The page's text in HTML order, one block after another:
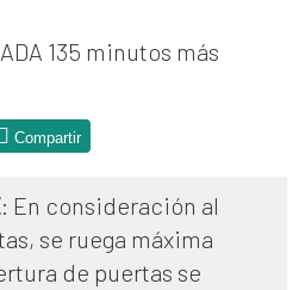
135 minutos más
Compartir
: En consideración al
se ruega máxima
de puertas se